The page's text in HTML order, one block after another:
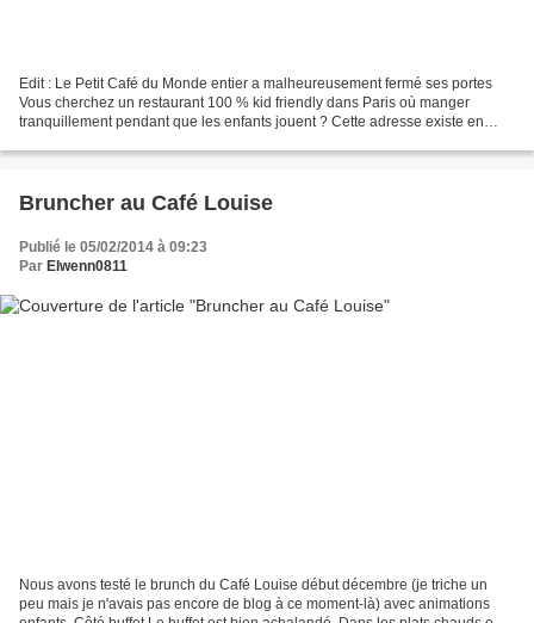
Edit : Le Petit Café du Monde entier a malheureusement fermé ses portes
Vous cherchez un restaurant 100 % kid friendly dans Paris où manger
tranquillement pendant que les enfants jouent ? Cette adresse existe en
Bruncher au Café Louise
Publié le 05/02/2014 à 09:23
Par Elwenn0811
Nous avons testé le brunch du Café Louise début décembre (je triche un
peu mais je n'avais pas encore de blog à ce moment-là) avec animations